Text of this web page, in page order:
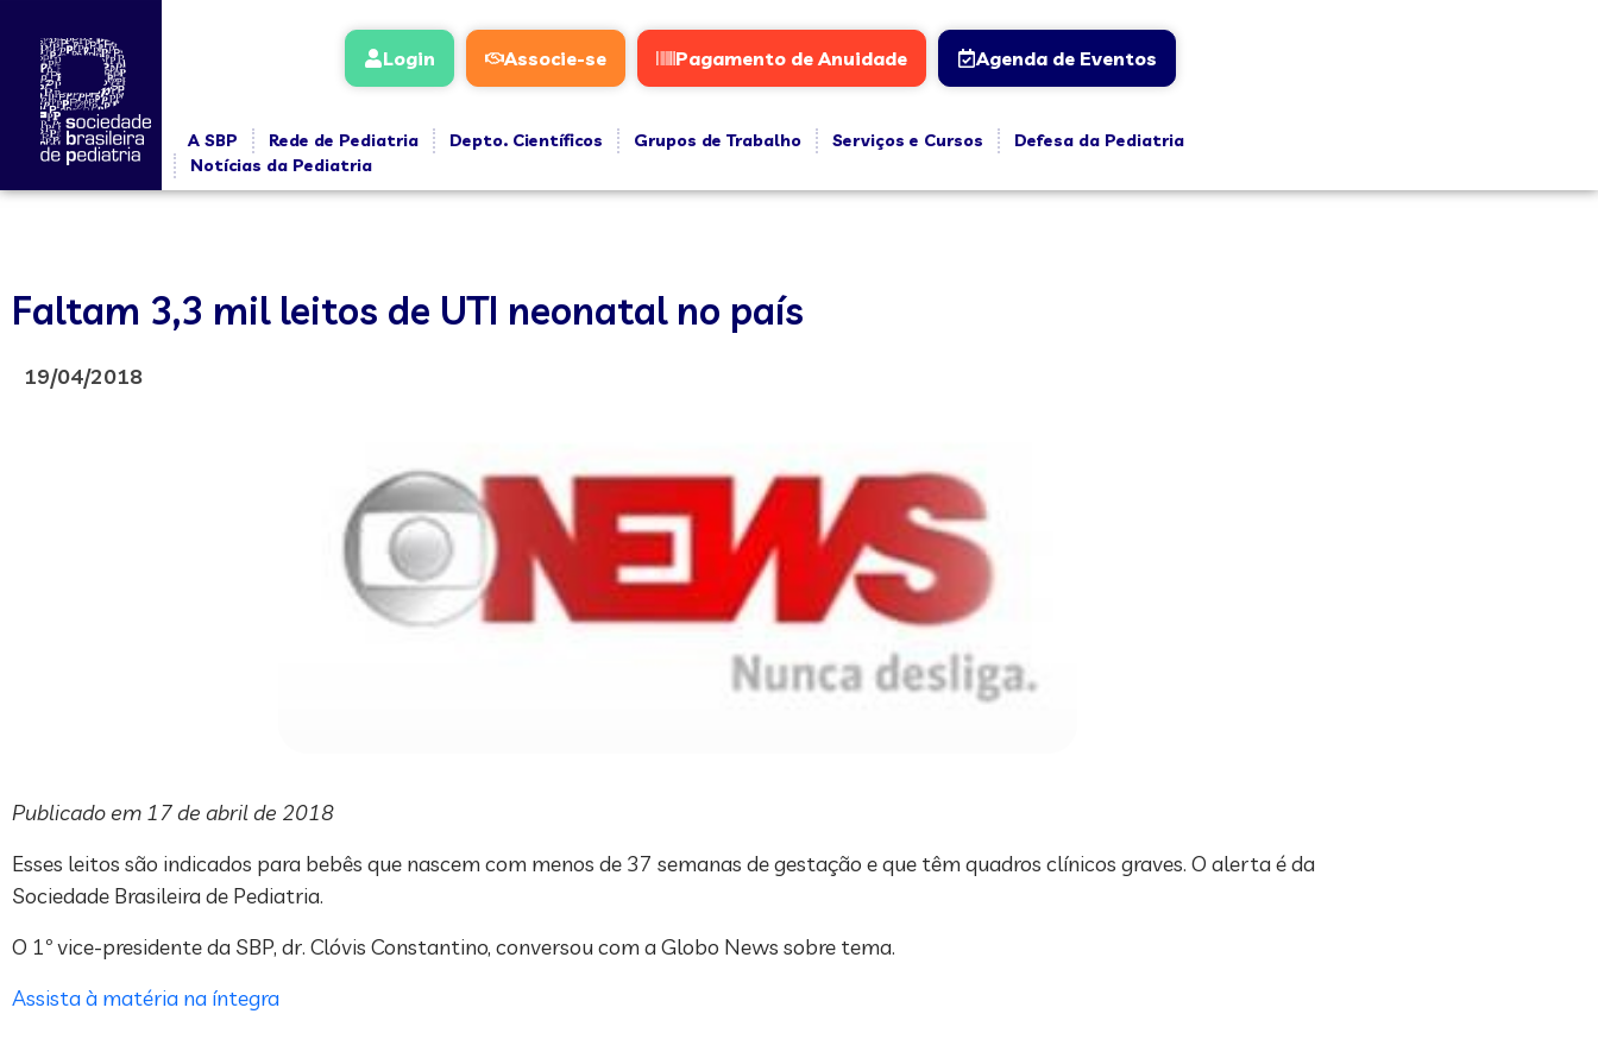
Login Associe-se Pagamento de Anuidade Agenda de Eventos
A SBP Rede de Pediatria Depto. Científicos Grupos de Trabalho Serviços e Cursos
Defesa da Pediatria
Notícias da Pediatria
Faltam 3,3 mil leitos de UTI neonatal no país
19/04/2018
Publicado em 17 de abril de 2018
Esses leitos são indicados para bebês que nascem com menos de 37 semanas de gestação e que têm quadros clínicos graves. O alerta é da
Sociedade Brasileira de Pediatria.
O 1º vice-presidente da SBP, dr. Clóvis Constantino, conversou com a Globo News sobre tema.
Assista à matéria na íntegra